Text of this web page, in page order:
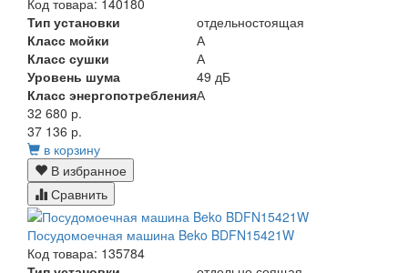
Тип установки
отдельностоящая
Класс мойки
А
Класс сушки
А
Уровень шума
49 дБ
Класс энергопотребленияА
32 680 р.
37 136 р.
в корзину
В избранное
Сравнить
Посудомоечная машина Beko BDFN15421W
Код товара: 135784